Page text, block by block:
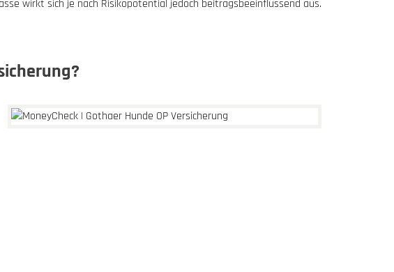
wirkt sich je nach Risikopotential jedoch beitragsbeeinflussend aus.